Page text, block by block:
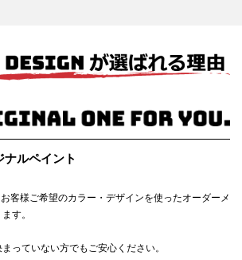
ルペイント
客様ご希望のカラー・デザインを使ったオーダーメ
す。
っていない方でもご安心ください。